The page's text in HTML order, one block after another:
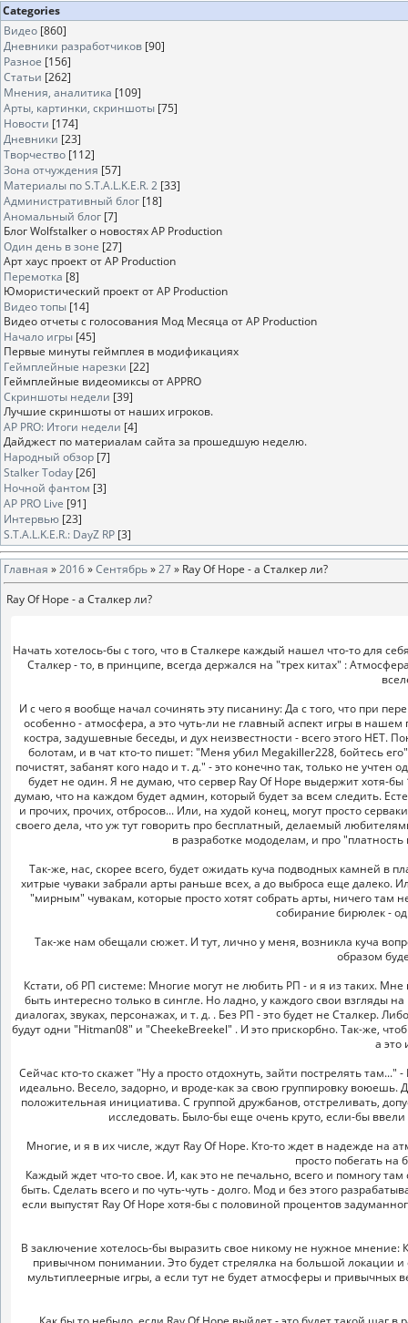
Categories
Видео [860]
Дневники разработчиков [90]
Разное [156]
Статьи [262]
Мнения, аналитика [109]
Арты, картинки, скриншоты [75]
Новости [174]
Дневники [23]
Творчество [112]
Зона отчуждения [57]
Материалы по S.T.A.L.K.E.R. 2 [33]
Административный блог [18]
Аномальный блог [7]
Блог Wolfstalker о новостях AP Production
Один день в зоне [27]
Арт хаус проект от AP Production
Перемотка [8]
Юмористический проект от AP Production
Видео топы [14]
Видео отчеты с голосования Мод Месяца от AP Production
Начало игры [45]
Первые минуты геймплея в модификациях
Геймплейные нарезки [22]
Геймплейные видеомиксы от APPRO
Скриншоты недели [39]
Лучшие скриншоты от наших игроков.
AP PRO: Итоги недели [4]
Дайджест по материалам сайта за прошедшую неделю.
Народный обзор [7]
Stalker Today [26]
Ночной фантом [3]
AP PRO Live [91]
Интервью [23]
S.T.A.L.K.E.R.: DayZ RP [3]
Главная »2016»Сентябрь»27» Ray Of Hope - а Сталкер ли?
Ray Of Hope - а Сталкер ли?
Начать хотелось-бы с того, что в Сталкере каждый нашел что-то для
Сталкер - то, в принципе, всегда держался на "трех китах" :
И с чего я вообще начал сочинять эту писанину: Да с того, что при
особенно - атмосфера, а это чуть-ли не главный аспект игры в
костра, задушевные беседы, и дух неизвестности - всего этого НЕТ.
болотам, и в чат кто-то пишет: "Меня убил Megakiller228, бойтесь
почистят, забанят кого надо и т. д." - это конечно так, только не
будет не один. Я не думаю, что сервер Ray Of Hope выдержит хотя-
думаю, что на каждом будет админ, который будет за всем следить.
и прочих, прочих, отбросов... Или, на худой конец, могут просто
своего дела, что уж тут говорить про бесплатный, делаемый
в разработке мододелам, и про
Так-же, нас, скорее всего, будет ожидать куча подводных камней
хитрые чуваки забрали арты раньше всех, а до выброса еще далеко.
"мирным" чувакам, которые просто хотят собрать арты, ничего там
собирание бирюлек -
Так-же нам обещали сюжет. И тут, лично у меня, возникла куча
образом
Кстати, об РП системе: Многие могут не любить РП - и я из таких.
быть интересно только в сингле. Но ладно, у каждого свои взгляды
диалогах, звуках, персонажах, и т. д. . Без РП - это будет не Сталкер.
будут одни "Hitman08" и "СheekeBreekel" . И это прискорбно. Так-же,
а это
Сейчас кто-то скажет "Ну а просто отдохнуть, зайти пострелять
идеально. Весело, задорно, и вроде-как за свою группировку
положительная инициатива. С группой дружбанов, отстреливать,
исследовать. Было-бы еще очень круто, если-бы
Многие, и я в их числе, ждут Ray Of Hope. Кто-то ждет в надежде на
просто побегать на
Каждый ждет что-то свое. И, как это не печально, всего и помногу
быть. Сделать всего и по чуть-чуть - долго. Мод и без этого
если выпустят Ray Of Hope хотя-бы с половиной процентов
В заключение хотелось-бы выразить свое никому не нужное мнение:
привычном понимании. Это будет стрелялка на большой локации
мультиплеерные игры, а если тут не будет атмосферы и привычных